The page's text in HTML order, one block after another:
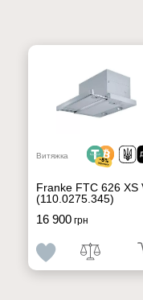
Витяжка
Franke FTC 626 XS
(110.0275.345)
16 900грн